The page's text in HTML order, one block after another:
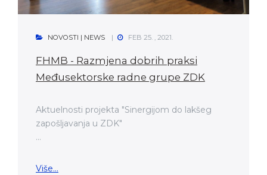
NOVOSTI | NEWS FEB 25. , 2021.
FHMB - Razmjena dobrih praksi
Međusektorske radne grupe ZDK
Aktuelnosti projekta "Sinergijom do lakšeg
zapošljavanja u ZDK"
...
Više...